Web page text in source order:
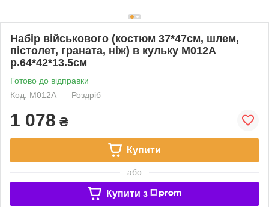
Набір військового (костюм 37*47см, шлем,
пістолет, граната, ніж) в кульку M012A
р.64*42*13.5см
Готово до відправки
Код: M012A
Роздріб
1 078 ₴
Купити
або
Купити з